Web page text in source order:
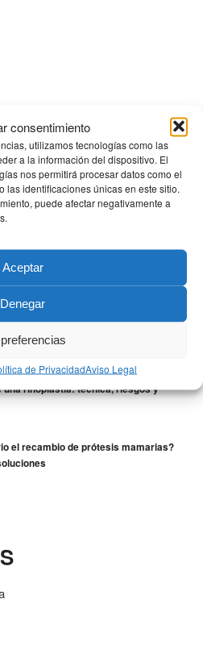
consentimiento
utilizamos tecnologías como las
a la información del dispositivo. El
nos permitirá procesar datos como el
las identificaciones únicas en este sitio.
puede afectar negativamente a
Aceptar
Denegar
de PrivacidadAviso Legal
una rinoplastia: técnica, riesgos y
el recambio de prótesis mamarias?